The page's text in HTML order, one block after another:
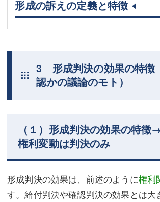
形成の訴えの定義と特徴
3 形成判決の効果の特徴
認かの議論のモト）
（１）形成判決の効果の特徴
権利変動は判決のみ
形成判決の効果は、前述のように権利
す。給付判決や確認判決の効果とは大